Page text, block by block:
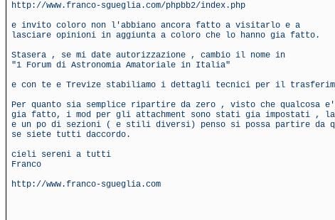
http://www.franco-sgueglia.com/phpbb2/index.php
e invito coloro non l'abbiano ancora fatto a visitarlo e a
lasciare opinioni in aggiunta a coloro che lo hanno gia fatto.
Stasera , se mi date autorizzazione , cambio il nome in
"1 Forum di Astronomia Amatoriale in Italia"
e con te e Trevize stabiliamo i dettagli tecnici per il
Per quanto sia semplice ripartire da zero , visto che qualcosa
gia fatto, i mod per gli attachment sono stati gia impostati ,
e un po di sezioni ( e stili diversi) penso si possa partire da
se siete tutti daccordo.
cieli sereni a tutti
Franco
http://www.franco-sgueglia.com